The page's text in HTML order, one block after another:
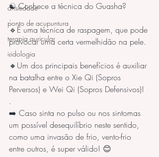
ansiedade
ponto de acupuntura
terapia auricular
iridologia
☯️ Conhece a técnica do Guasha?
.
🔹É uma técnica de raspagem, que pode
provocar uma certa vermelhidão na pele.
.
🔸Um dos principais benefícios é auxiliar
na batalha entre o Xie Qi (Sopros
Perversos) e Wei Qi (Sopros Defensivos)!
.
➡️ Caso sinta no pulso ou nos sintomas
um possível desequilíbrio neste sentido,
como uma invasão de frio, vento-frio
entre outros, é super válido! 😊